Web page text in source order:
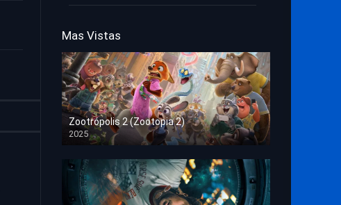
Mas Vistas
Zootrópolis 2 (Zootopia 2)
2025
HD 1080p